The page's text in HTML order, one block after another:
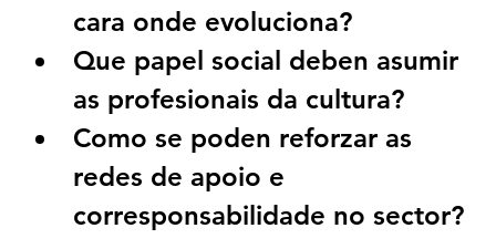
cara onde evoluciona?
Que papel social deben asumir
as profesionais da cultura?
Como se poden reforzar as
redes de apoio e
corresponsabilidade no sector?